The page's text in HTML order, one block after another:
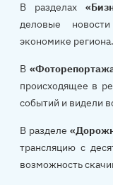
В разделах
деловые
экономике региона.
В
происходящее в
событий и видели
В разделе
трансляцию с
возможность